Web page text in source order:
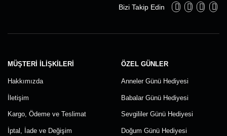
Bizi Takip Edin
MÜŞTERI İLIŞKILERI
Hakkımızda
İletişim
Kargo, Ödeme ve Teslimat
İptal, İade ve Değişim
ÖZEL GÜNLER
Anneler Günü Hediyesi
Babalar Günü Hediyesi
Sevgililer Günü Hediyesi
Doğum Günü Hediyesi